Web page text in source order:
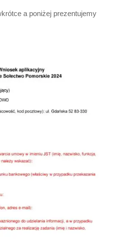
a poniżej prezentujemy